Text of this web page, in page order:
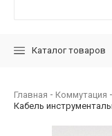
Каталог товаров
Главная Коммутация
Кабель